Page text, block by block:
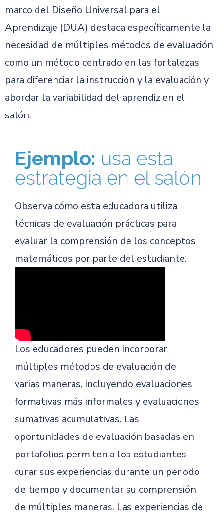
marco del Diseño Universal para el
Aprendizaje (DUA) destaca específicamente la
necesidad de múltiples métodos de evaluación
como un método centrado en las fortalezas
para diferenciar la instrucción y la evaluación y
abordar la variabilidad del aprendiz en el
salón.
Ejemplo: usa esta
estrategia en el salón
Observa cómo esta educadora utiliza
técnicas de evaluación prácticas para
evaluar la comprensión de los conceptos
matemáticos por parte del estudiante.
Los educadores pueden incorporar
múltiples métodos de evaluación de
varias maneras, incluyendo evaluaciones
formativas más informales y evaluaciones
sumativas acumulativas. Las
oportunidades de evaluación basadas en
portafolios permiten a los estudiantes
curar sus experiencias durante un periodo
de tiempo y documentar su comprensión
de múltiples maneras. Las experiencias de